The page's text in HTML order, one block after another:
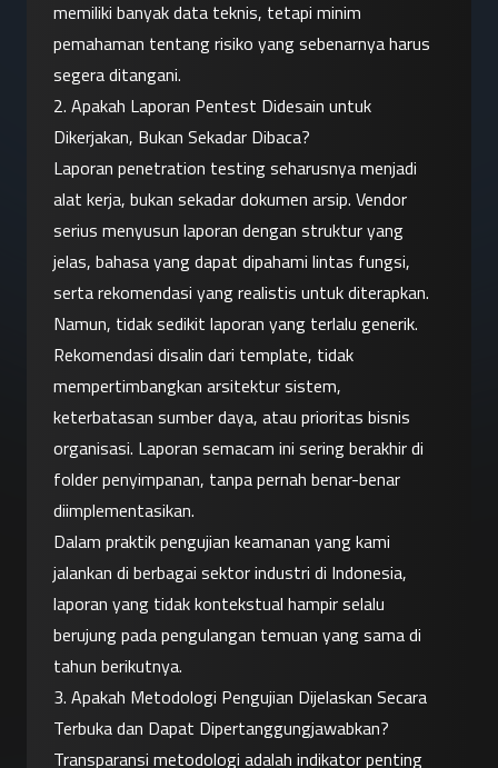
memiliki banyak data teknis, tetapi minim
pemahaman tentang risiko yang sebenarnya harus
segera ditangani.
2. Apakah Laporan Pentest Didesain untuk
Dikerjakan, Bukan Sekadar Dibaca?
Laporan penetration testing seharusnya menjadi
alat kerja, bukan sekadar dokumen arsip. Vendor
serius menyusun laporan dengan struktur yang
jelas, bahasa yang dapat dipahami lintas fungsi,
serta rekomendasi yang realistis untuk diterapkan.
Namun, tidak sedikit laporan yang terlalu generik.
Rekomendasi disalin dari template, tidak
mempertimbangkan arsitektur sistem,
keterbatasan sumber daya, atau prioritas bisnis
organisasi. Laporan semacam ini sering berakhir di
folder penyimpanan, tanpa pernah benar-benar
diimplementasikan.
Dalam praktik pengujian keamanan yang kami
jalankan di berbagai sektor industri di Indonesia,
laporan yang tidak kontekstual hampir selalu
berujung pada pengulangan temuan yang sama di
tahun berikutnya.
3. Apakah Metodologi Pengujian Dijelaskan Secara
Terbuka dan Dapat Dipertanggungjawabkan?
Transparansi metodologi adalah indikator penting